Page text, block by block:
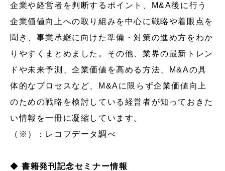
企業や経営者を判断するポイント、M&A後に行う
企業価値向上への取り組みを中心に戦略や着眼点を
聞き、事業承継に向けた準備・対策の進め方をわか
りやすくまとめました。その他、業界の最新トレン
ドや未来予測、企業価値を高める方法、M&Aの具
体的なプロセスなど、M&Aに限らず企業価値向上
のための戦略を検討している経営者が知っておきた
い情報を一冊に凝縮しています。
（※）：レコフデータ調べ
◆書籍発刊記念セミナー情報